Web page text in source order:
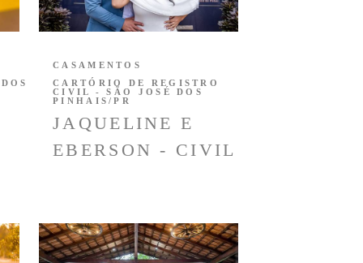
JAQUELINE E
EBERSON - CIVIL
CASAMENTOS
CARTÓRIO DE REGISTRO
CIVIL - SÃO JOSÉ DOS
PINHAIS/PR